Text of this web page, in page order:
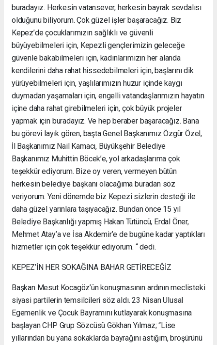
buradayız. Herkesin vatansever, herkesin bayrak sevdalısı
olduğunu biliyorum. Çok güzel işler başaracağız. Biz
Kepez’de çocuklarımızın sağlıklı ve güvenli
büyüyebilmeleri için, Kepezli gençlerimizin geleceğe
güvenle bakabilmeleri için, kadınlarımızın her alanda
kendilerini daha rahat hissedebilmeleri için, başlarını dik
yürüyebilmeleri için, yaşlılarımızın huzur içinde kaygı
duymadan yaşamaları için, engelli vatandaşlarımızın hayatın
içine daha rahat girebilmeleri için, çok büyük projeler
yapmak için buradayız. Ve hep beraber başaracağız. Bana
bu görevi layık gören, başta Genel Başkanımız Özgür Özel,
İl Başkanımız Nail Kamacı, Büyükşehir Belediye
Başkanımız Muhittin Böcek’e, yol arkadaşlarıma çok
teşekkür ediyorum. Bize oy veren, vermeyen bütün
herkesin belediye başkanı olacağıma buradan söz
veriyorum. Yeni dönemde biz Kepezi sizlerin desteği ile
daha güzel yarınlara taşıyacağız. Bundan önce 15 yıl
Belediye Başkanlığı yapmış Hakan Tütüncü, Erdal Öner,
Mehmet Atay’a ve İsa Akdemir’e de bugüne kadar yaptıkları
hizmetler için çok teşekkür ediyorum. “ dedi.
KEPEZ’İN HER SOKAĞINA BAHAR GETİRECEĞİZ
Başkan Mesut Kocagöz’ün konuşmasının ardının meclisteki
siyasi partilerin temsilcileri söz aldı. 23 Nisan Ulusal
Egemenlik ve Çocuk Bayramını kutlayarak konuşmasına
başlayan CHP Grup Sözcüsü Gökhan Yılmaz; “Lise
yıllarından bu yana sokaklarda bayrağını astığım, broşürünü